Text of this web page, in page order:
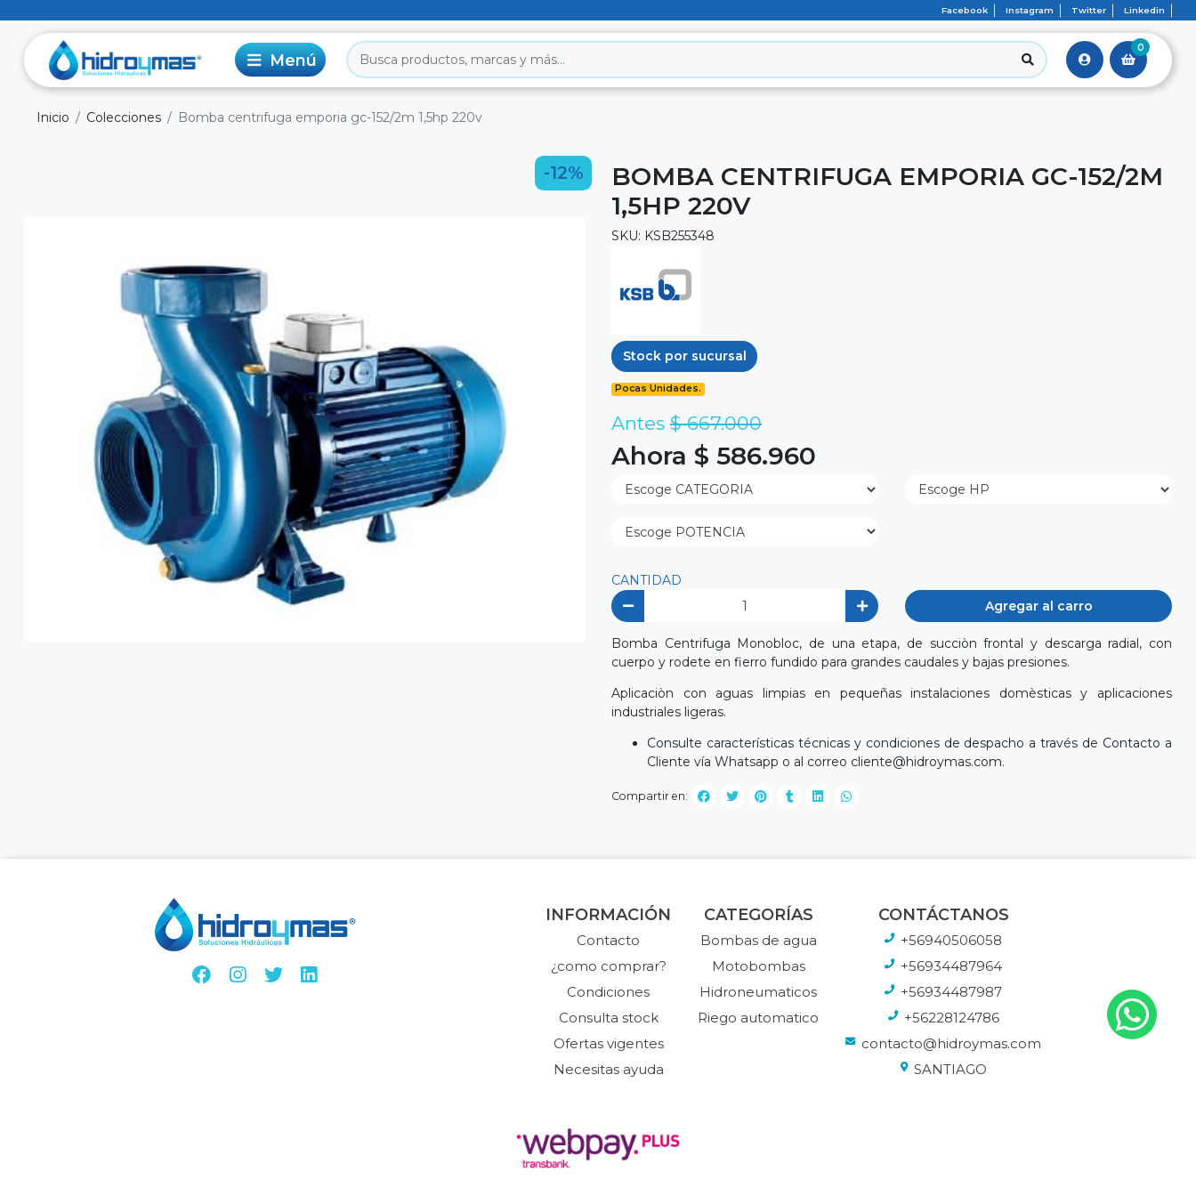
Facebook Instagram Twitter Linkedin
0
Inicio Colecciones Bomba centrifuga emporia gc-152/2m 1,5hp 220v
-12%
BOMBA CENTRIFUGA EMPORIA GC-152/2M
1,5HP 220V
SKU: KSB255348
Stock por sucursal
Pocas Unidades.
Antes $ 667.000
Ahora $ 586.960
CANTIDAD
Agregar al carro
Bomba Centrifuga Monobloc, de una etapa, de succiòn frontal y descarga radial, con
cuerpo y rodete en fierro fundido para grandes caudales y bajas presiones.
Aplicaciòn con aguas limpias en pequeñas instalaciones domèsticas y aplicaciones
industriales ligeras.
Consulte características técnicas y condiciones de despacho a través de Contacto a
Cliente vía Whatsapp o al correo cliente@hidroymas.com.
Compartir en:
INFORMACIÓN
Contacto
¿como comprar?
Condiciones
Consulta stock
Ofertas vigentes
Necesitas ayuda
CATEGORÍAS
Bombas de agua
Motobombas
Hidroneumaticos
Riego automatico
CONTÁCTANOS
+56940506058
+56934487964
+56934487987
+56228124786
contacto@hidroymas.com
SANTIAGO